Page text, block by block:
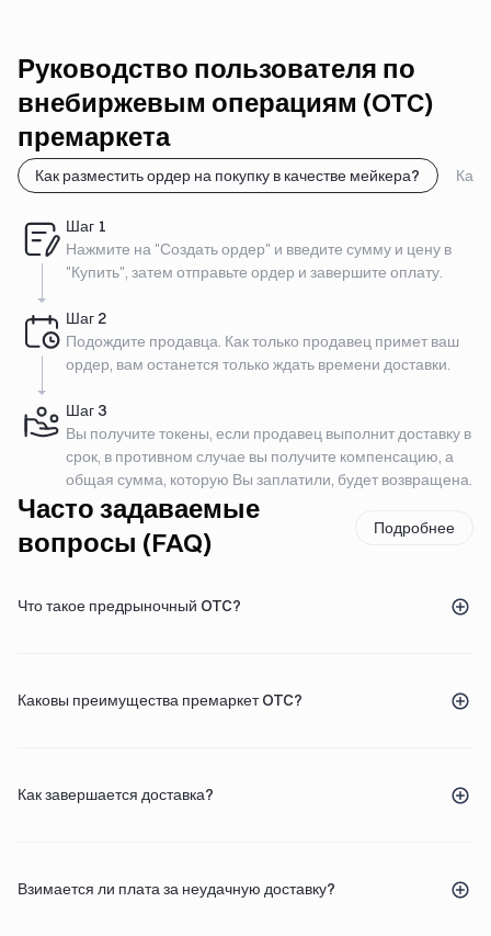
Руководство пользователя по
внебиржевым операциям (OTC)
премаркета
Как разместить ордер на покупку в качестве мейкера? Как
Шаг 1
Нажмите на "Создать ордер" и введите сумму и цену в
"Купить", затем отправьте ордер и завершите оплату.
Шаг 2
Подождите продавца. Как только продавец примет ваш
ордер, вам останется только ждать времени доставки.
Шаг 3
Вы получите токены, если продавец выполнит доставку в
срок, в противном случае вы получите компенсацию, а
общая сумма, которую Вы заплатили, будет возвращена.
Часто задаваемые
вопросы (FAQ)
Подробнее
Что такое предрыночный OTC?
Каковы преимущества премаркет OTC?
Как завершается доставка?
Взимается ли плата за неудачную доставку?